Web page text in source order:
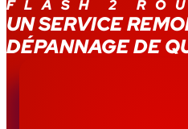
FLASH 2
UN SERVICE
DÉPANNAGE DE